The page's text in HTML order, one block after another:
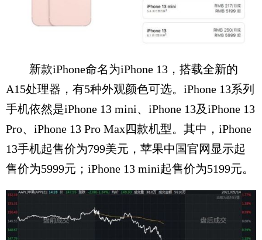
新款iPhone命名为iPhone 13，搭载全新的
A15处理器，有5种外观颜色可选。iPhone 13系列
手机依然是iPhone 13 mini、iPhone 13及iPhone 13
Pro、iPhone 13 Pro Max四款机型。其中，iPhone
13手机起售价为799美元，苹果中国官网显示起
售价为5999元；iPhone 13 mini起售价为5199元。